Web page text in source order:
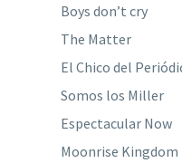
Boys don’t cry
The Matter
El Chico del
Somos los Miller
Espectacular Now
Moonrise Kingdom